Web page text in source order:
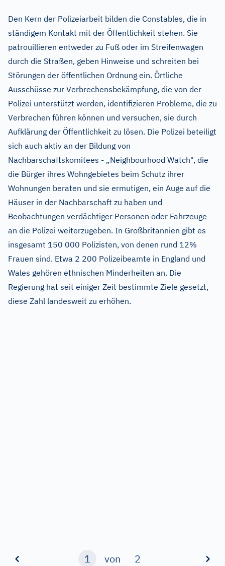
Den Kern der Polizeiarbeit bilden die Constables, die in
ständigem Kontakt mit der Öffentlichkeit stehen. Sie
patrouillieren entweder zu Fuß oder im Streifenwagen
durch die Straßen, geben Hinweise und schreiten bei
Störungen der öffentlichen Ordnung ein. Örtliche
Ausschüsse zur Verbrechensbekämpfung, die von der
Polizei unterstützt werden, identifizieren Probleme, die zu
Verbrechen führen können und versuchen, sie durch
Aufklärung der Öffentlichkeit zu lösen. Die Polizei beteiligt
sich auch aktiv an der Bildung von
Nachbarschaftskomitees - „Neighbourhood Watch", die
die Bürger ihres Wohngebietes beim Schutz ihrer
Wohnungen beraten und sie ermutigen, ein Auge auf die
Häuser in der Nachbarschaft zu haben und
Beobachtungen verdächtiger Personen oder Fahrzeuge
an die Polizei weiterzugeben. In Großbritannien gibt es
insgesamt 150 000 Polizisten, von denen rund 12%
Frauen sind. Etwa 2 200 Polizeibeamte in England und
Wales gehören ethnischen Minderheiten an. Die
Regierung hat seit einiger Zeit bestimmte Ziele gesetzt,
diese Zahl landesweit zu erhöhen.
1 von 2